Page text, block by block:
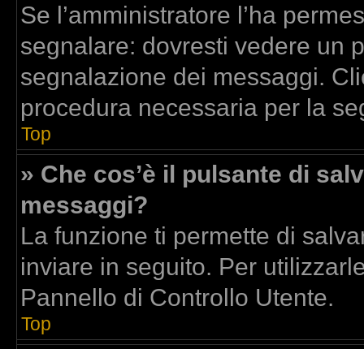
Se l’amministratore l’ha
segnalare: dovresti vedere un
segnalazione dei messaggi.
procedura necessaria per la
Top
» Che cos’è il pulsante di
messaggi?
La funzione ti permette di
inviare in seguito. Per
Pannello di Controllo Utente.
Top